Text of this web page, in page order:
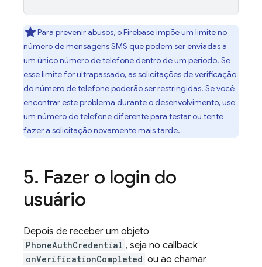
Para prevenir abusos, o Firebase impõe um limite no
número de mensagens SMS que podem ser enviadas a
um único número de telefone dentro de um período. Se
esse limite for ultrapassado, as solicitações de verificação
do número de telefone poderão ser restringidas. Se você
encontrar este problema durante o desenvolvimento, use
um número de telefone diferente para testar ou tente
fazer a solicitação novamente mais tarde.
Fazer o login do
usuário
Depois de receber um objeto
PhoneAuthCredential , seja no callback
onVerificationCompleted ou ao chamar